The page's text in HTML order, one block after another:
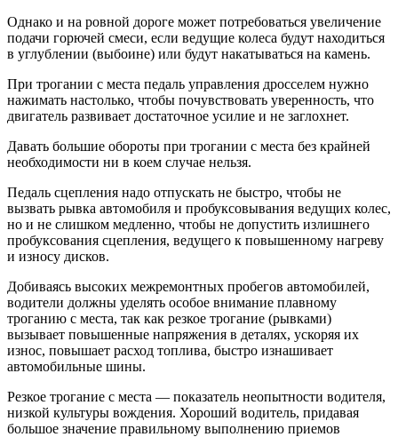
Однако и на ровной дороге может потребоваться увеличение
подачи горючей смеси, если ведущие колеса будут находиться
в углублении (выбоине) или будут накатываться на камень.
При трогании с места педаль управления дросселем нужно
нажимать настолько, чтобы почувствовать уверенность, что
двигатель развивает достаточное усилие и не заглохнет.
Давать большие обороты при трогании с места без крайней
необходимости ни в коем случае нельзя.
Педаль сцепления надо отпускать не быстро, чтобы не
вызвать рывка автомобиля и пробуксовывания ведущих колес,
но и не слишком медленно, чтобы не допустить излишнего
пробуксования сцепления, ведущего к повышенному нагреву
и износу дисков.
Добиваясь высоких межремонтных пробегов автомобилей,
водители должны уделять особое внимание плавному
троганию с места, так как резкое трогание (рывками)
вызывает повышенные напряжения в деталях, ускоряя их
износ, повышает расход топлива, быстро изнашивает
автомобильные шины.
Резкое трогание с места — показатель неопытности водителя,
низкой культуры вождения. Хороший водитель, придавая
большое значение правильному выполнению приемов